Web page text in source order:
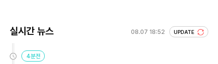
실시간 뉴스 08.07 18:52 UPDATE
4분전